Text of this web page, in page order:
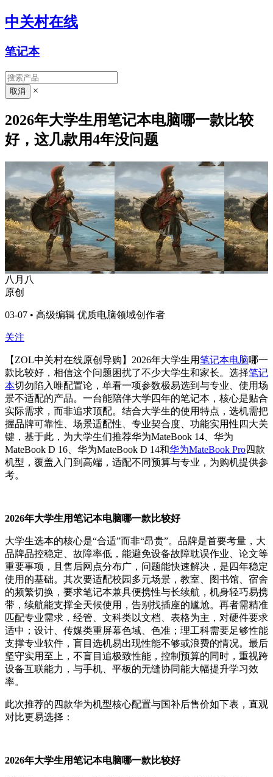
中关村在线
笔记本
×
2026年大学生用笔记本电脑哪一款比较
好，这几款用4年没问题
八月八
原创
03-07 • 高级编辑 优质电脑领域创作者
关注
【ZOL中关村在线原创导购】2026年大学生用笔记本电脑哪一
款比较好，相信这个问题困扰了不少大学生和家长。选择笔记
本切勿陷入唯配置论，单看一项参数极易选到与专业、使用场
景不适配的产品。一台能陪伴大学四年的笔记本，核心是贴合
实际需求，而非追求顶配。结合大学生的使用特点，选机需把
握品牌可靠性、场景适配性、专业契合度、功能实用性四大关
键，基于此，为大学生们推荐华为MateBook 14、华为
MateBook D 16、华为MateBook D 14和华为MateBook Pro四款
机型，覆盖入门到高端，适配不同预算与专业，为购机提供参
考。
2026年大学生用笔记本电脑哪一款比较好
大学生选本的核心是“合适”而非“昂贵”。品牌是首要考量，大
品牌品控稳定、故障率低，能避免设备故障耽误作业、论文等
重要事项，且售后网点分布广，问题能快速解决，是四年稳定
使用的基础。其次要适配校园多元场景，教室、图书馆、宿舍
的频繁切换，要求笔记本兼具便携性与长续航，机身轻巧易携
带，续航能支撑全天候使用，告别找插座的尴尬。再者需精准
匹配专业需求，经管、文科类以文档、表格为主，对硬件要求
适中；设计、传媒类重屏幕色域、色准；理工科需要足够性能
支撑专业软件，盲目选机易出现性能不够或浪费的情况。最后
坚守实用至上，不盲目追极致性能，控制预算的同时，重视跨
设备互联能力，与手机、平板的无缝协同能大幅提升学习效
率。
此次推荐的四款华为机型核心配置与国补后售价如下表，直观
对比更易选择：
2026年大学生用笔记本电脑哪一款比较好